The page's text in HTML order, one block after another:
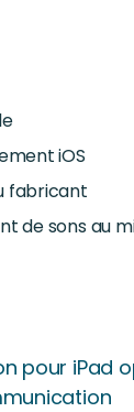
iOS
fabricant
de sons au
pour iPad